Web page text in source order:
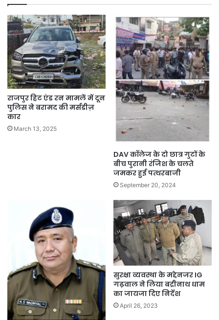
राजपुर हिट एंड रन मामलें में दून
पुलिस ने बरामद की मर्सडीज़
कार
March 13, 2025
DAV कॉलेज के दो छात्र गुटों के
बीच पुरानी रंजिश के चलते
जमकर हुई पत्थरबाजी
September 20, 2024
सुरक्षा व्यवस्था के मद्देनजर IG
गढ़वाल ने लिया बद्रीनाथ धाम
का जायजा दिए निर्देश
April 26, 2023